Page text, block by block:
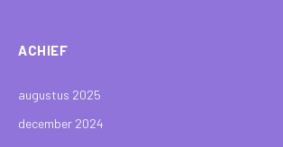
ACHIEF
augustus 2025
december 2024